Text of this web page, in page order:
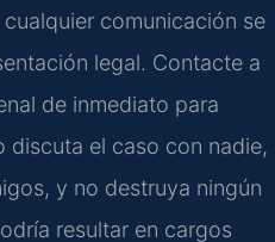
comunicación se
legal. Contacte a
de inmediato para
discuta el caso con nadie,
y no destruya ningún
resultar en cargos